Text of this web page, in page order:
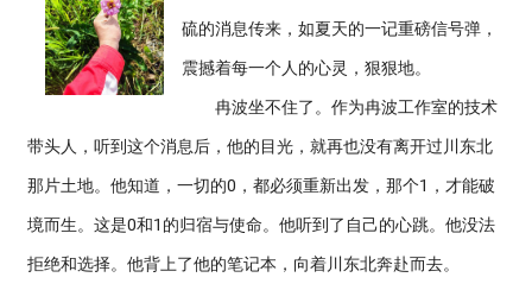
硫的消息传来，如夏天的一记重磅信号弹，
震撼着每一个人的心灵，狠狠地。
冉波坐不住了。作为冉波工作室的技术
带头人，听到这个消息后，他的目光，就再也没有离开过川东北
那片土地。他知道，一切的0，都必须重新出发，那个1，才能破
境而生。这是0和1的归宿与使命。他听到了自己的心跳。他没法
拒绝和选择。他背上了他的笔记本，向着川东北奔赴而去。